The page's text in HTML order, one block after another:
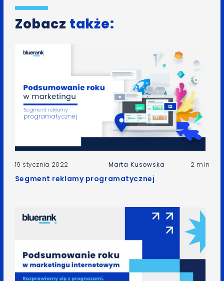
Zobacz także:
19 stycznia 2022 Marta Kusowska 2 min
Segment reklamy programatycznej